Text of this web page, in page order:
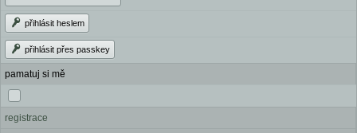
přihlásit heslem
přihlásit přes passkey
pamatuj si mě
registrace